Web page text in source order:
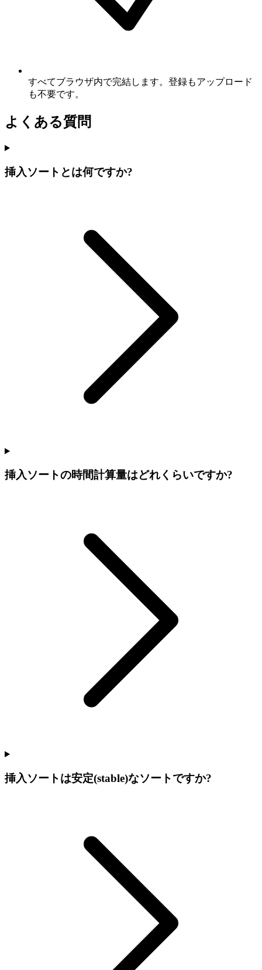
すべてブラウザ内で完結します。登録もアップロード
も不要です。
よくある質問
挿入ソートとは何ですか?
挿入ソートの時間計算量はどれくらいですか?
挿入ソートは安定(stable)なソートですか?